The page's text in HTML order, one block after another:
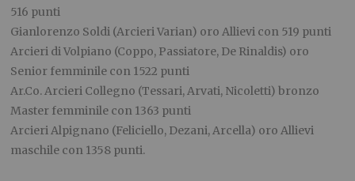
516 punti
Gianlorenzo Soldi (Arcieri Varian) oro Allievi con 519 punti
Arcieri di Volpiano (Coppo, Passiatore, De Rinaldis) oro
Senior femminile con 1522 punti
Ar.Co. Arcieri Collegno (Tessari, Arvati, Nicoletti) bronzo
Master femminile con 1363 punti
Arcieri Alpignano (Feliciello, Dezani, Arcella) oro Allievi
maschile con 1358 punti.